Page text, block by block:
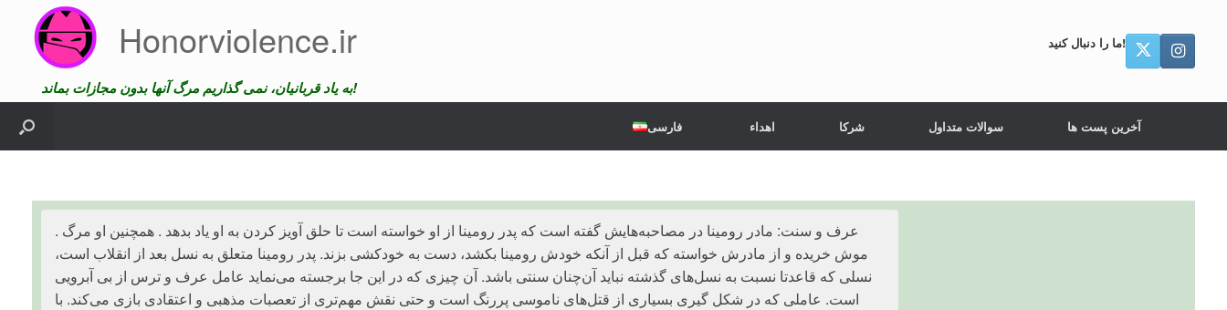
content
Honorviolence.ir
به یاد قربانیان، نمی گذاریم مرگ آنها بدون مجازات بماند!
ما را دنبال کنید!
فارسی اهداء شرکا سوالات متداول آخرین پست ها
. عرف و سنت: مادر رومینا در مصاحبه‌هایش گفته است که پدر رومینا از او خواسته است تا حلق آویز کردن به او یاد بدهد . همچنین او مرگ
موش خریده و از مادرش خواسته که قبل از آنکه خودش رومینا بکشد، دست به خودکشی بزند. پدر رومینا متعلق به نسل بعد از انقلاب است،
نسلی که قاعدتا نسبت به نسل‌های گذشته نباید آن‌چنان سنتی باشد. آن چیزی که در این جا برجسته می‌نماید عامل عرف و ترس از بی آبرویی
است. عاملی که در شکل گیری بسیاری از قتل‌های ناموسی پررنگ است و حتی نقش مهم‌تری از تعصبات مذهبی و اعتقادی بازی می‌کند. با